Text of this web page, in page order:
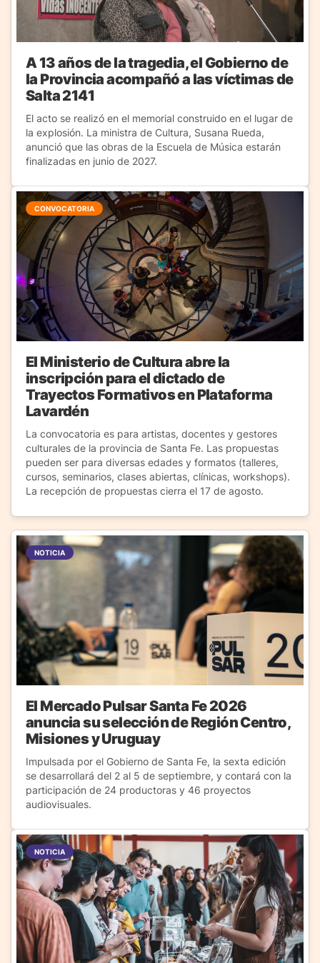
A 13 años de la tragedia, el Gobierno de
la Provincia acompañó a las víctimas de
Salta 2141
El acto se realizó en el memorial construido en el lugar de
la explosión. La ministra de Cultura, Susana Rueda,
anunció que las obras de la Escuela de Música estarán
finalizadas en junio de 2027.
CONVOCATORIA
El Ministerio de Cultura abre la
inscripción para el dictado de
Trayectos Formativos en Plataforma
Lavardén
La convocatoria es para artistas, docentes y gestores
culturales de la provincia de Santa Fe. Las propuestas
pueden ser para diversas edades y formatos (talleres,
cursos, seminarios, clases abiertas, clínicas, workshops).
La recepción de propuestas cierra el 17 de agosto.
NOTICIA
El Mercado Pulsar Santa Fe 2026
anuncia su selección de Región Centro,
Misiones y Uruguay
Impulsada por el Gobierno de Santa Fe, la sexta edición
se desarrollará del 2 al 5 de septiembre, y contará con la
participación de 24 productoras y 46 proyectos
audiovisuales.
NOTICIA